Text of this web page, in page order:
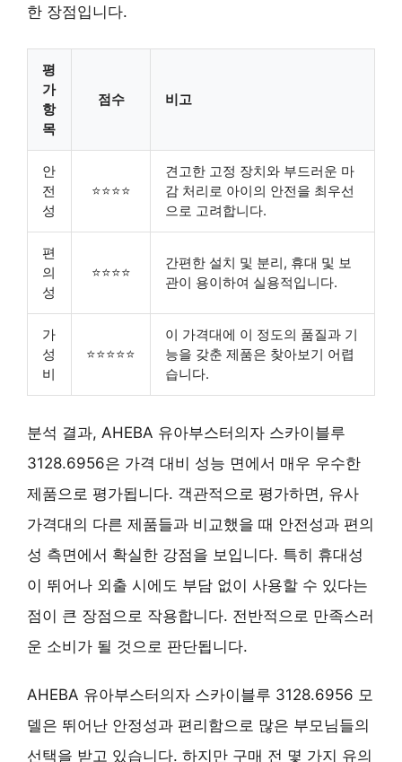
한 장점입니다.
평
가
항
목
점수 비고
안
전
성
⭐⭐⭐⭐
견고한 고정 장치와 부드러운 마
감 처리로 아이의 안전을 최우선
으로 고려합니다.
편
의
성
⭐⭐⭐⭐
간편한 설치 및 분리, 휴대 및 보
관이 용이하여 실용적입니다.
가
성
비
⭐⭐⭐⭐⭐
이 가격대에 이 정도의 품질과 기
능을 갖춘 제품은 찾아보기 어렵
습니다.
분석 결과, AHEBA 유아부스터의자 스카이블루
3128.6956은 가격 대비 성능 면에서 매우 우수한
제품으로 평가됩니다. 객관적으로 평가하면, 유사
가격대의 다른 제품들과 비교했을 때 안전성과 편의
성 측면에서 확실한 강점을 보입니다. 특히 휴대성
이 뛰어나 외출 시에도 부담 없이 사용할 수 있다는
점이 큰 장점으로 작용합니다. 전반적으로 만족스러
운 소비가 될 것으로 판단됩니다.
AHEBA 유아부스터의자 스카이블루 3128.6956 모
델은 뛰어난 안정성과 편리함으로 많은 부모님들의
선택을 받고 있습니다. 하지만 구매 전 몇 가지 유의